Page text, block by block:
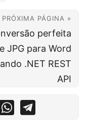
PRÓXIMA PÁGINA »
perfeita
JPG para Word
.NET REST
API